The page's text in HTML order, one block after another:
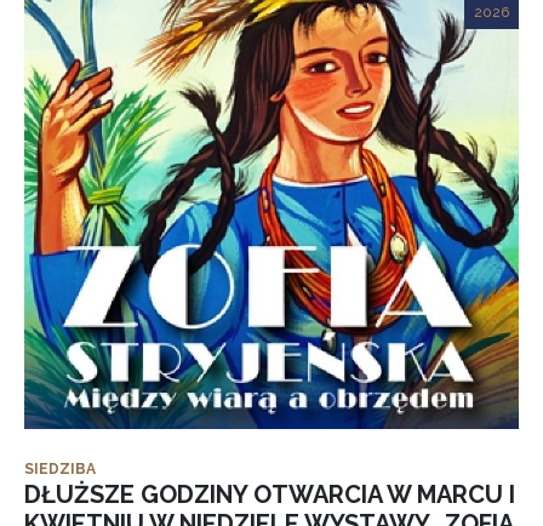
2026
SIEDZIBA
DŁUŻSZE GODZINY OTWARCIA W MARCU I